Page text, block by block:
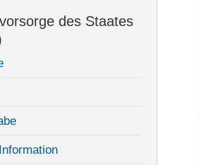
des Staates